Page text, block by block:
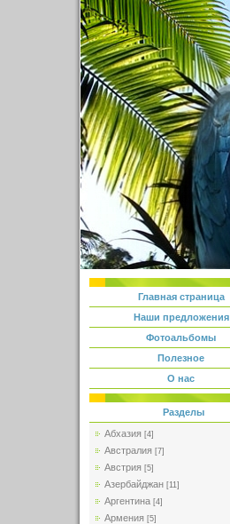
Главная страница
Наши предложения
Фотоальбомы
Полезное
О нас
Разделы
Абхазия [4]
Австралия [7]
Австрия [5]
Азербайджан [11]
Аргентина [4]
Армения [5]